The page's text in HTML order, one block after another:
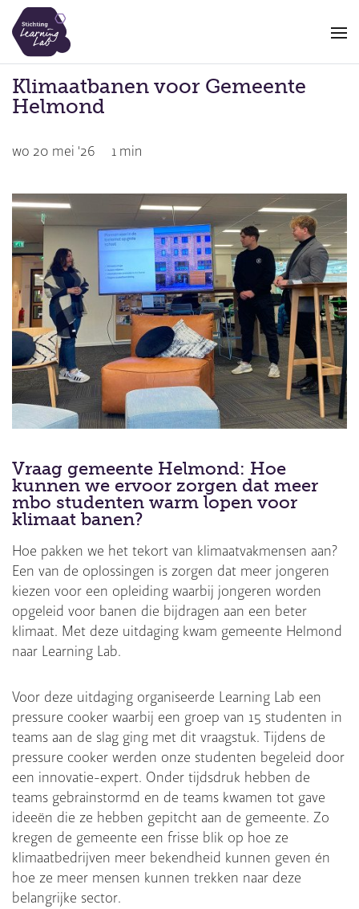
Overslaan
en
naar
de
inhoud
gaan
Klimaatbanen voor Gemeente
Helmond
wo 20 mei '26 1 min
Vraag gemeente Helmond: Hoe
kunnen we ervoor zorgen dat meer
mbo studenten warm lopen voor
klimaat banen?
Hoe pakken we het tekort van klimaatvakmensen aan?
Een van de oplossingen is zorgen dat meer jongeren
kiezen voor een opleiding waarbij jongeren worden
opgeleid voor banen die bijdragen aan een beter
klimaat. Met deze uitdaging kwam gemeente Helmond
naar Learning Lab.
Voor deze uitdaging organiseerde Learning Lab een
pressure cooker waarbij een groep van 15 studenten in
teams aan de slag ging met dit vraagstuk. Tijdens de
pressure cooker werden onze studenten begeleid door
een innovatie-expert. Onder tijdsdruk hebben de
teams gebrainstormd en de teams kwamen tot gave
ideeën die ze hebben gepitcht aan de gemeente. Zo
kregen de gemeente een frisse blik op hoe ze
klimaatbedrijven meer bekendheid kunnen geven én
hoe ze meer mensen kunnen trekken naar deze
belangrijke sector.